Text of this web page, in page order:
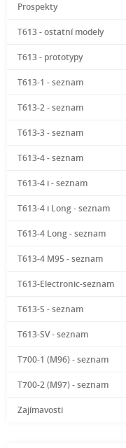
Prospekty
T613 - ostatní modely
T613 - prototypy
T613-1 - seznam
T613-2 - seznam
T613-3 - seznam
T613-4 - seznam
T613-4 i - seznam
T613-4 i Long - seznam
T613-4 Long - seznam
T613-4 M95 - seznam
T613-Electronic-seznam
T613-S - seznam
T613-SV - seznam
T700-1 (M96) - seznam
T700-2 (M97) - seznam
Zajímavosti